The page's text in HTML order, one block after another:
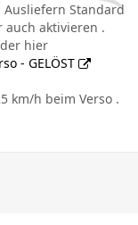
Ausliefern Standard
aktivieren .
hier
- GELÖST
km/h beim Verso .